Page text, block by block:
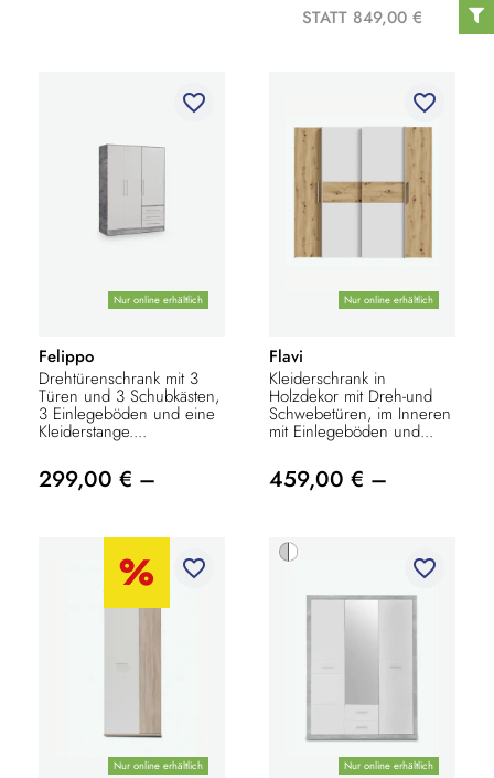
STATT 849,00 €
Nur online erhältlich
favorite_border
Felippo
Drehtürenschrank mit 3
Türen und 3 Schubkästen,
3 Einlegeböden und eine
Kleiderstange....
299,00 € –
Nur online erhältlich
favorite_border
Flavi
Kleiderschrank in
Holzdekor mit Dreh-und
Schwebetüren, im Inneren
mit Einlegeböden und...
459,00 € –
Nur online erhältlich
favorite_border
Nur online erhältlich
favorite_border